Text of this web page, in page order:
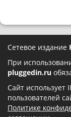
Сетевое издание
При
pluggedin.ru
Сайт использует
пользователей
Политике